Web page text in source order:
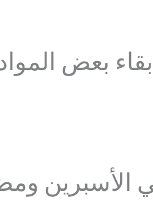
بعض
الأسبرين